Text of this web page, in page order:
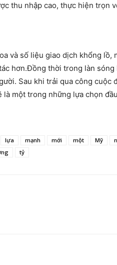
thu nhập cao, thực hiện trọn
và số liệu giao dịch khổng lồ,
hơn.Đồng thời trong làn
Sau khi trải qua công cuộc
là một trong những lựa chọn
lựa mạnh mới một Mỹ
tỷ